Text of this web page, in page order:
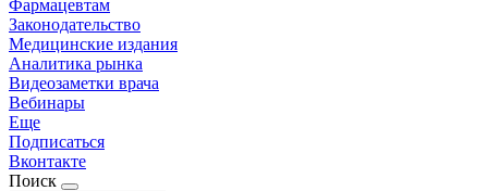
Фармацевтам
Законодательство
Медицинские издания
Аналитика рынка
Видеозаметки врача
Вебинары
Еще
Подписаться
Вконтакте
Поиск